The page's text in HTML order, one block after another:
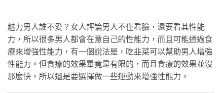
魅力男人誰不愛？女人評論男人不僅看臉，還要看其性能
力，所以很多男人都會在意自己的性能力，而且可能通過食
療來增強性能力，有一個說法是，吃韭菜可以幫助男人增強
性能力。但食療的效果畢竟是有限的，而且食療的效果並沒
那麼快，所以還是要選擇做一些運動來增強性能力。